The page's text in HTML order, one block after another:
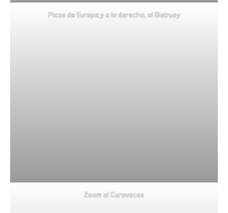
Picos de Europa,y a la derecha, el Bistruey
Zoom al Curavacas